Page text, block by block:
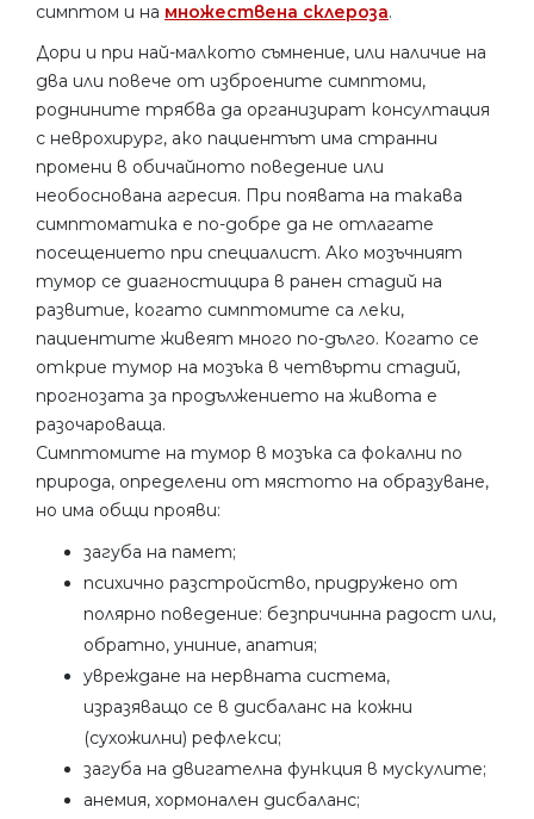
симптом и на множествена склероза.
Дори и при най-малкото съмнение, или наличие на
два или повече от изброените симптоми,
роднините трябва да организират консултация
с неврохирург, ако пациентът има странни
промени в обичайното поведение или
необоснована агресия. При появата на такава
симптоматика е по-добре да не отлагате
посещението при специалист. Ако мозъчният
тумор се диагностицира в ранен стадий на
развитие, когато симптомите са леки,
пациентите живеят много по-дълго. Когато се
открие тумор на мозъка в четвърти стадий,
прогнозата за продължението на живота е
разочароваща.
Симптомите на тумор в мозъка са фокални по
природа, определени от мястото на образуване,
но има общи прояви:
загуба на памет;
психично разстройство, придружено от
полярно поведение: безпричинна радост или,
обратно, униние, апатия;
увреждане на нервната система,
изразяващо се в дисбаланс на кожни
(сухожилни) рефлекси;
загуба на двигателна функция в мускулите;
анемия, хормонален дисбаланс;